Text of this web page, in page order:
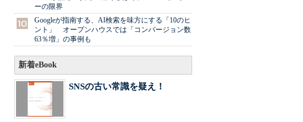
ーの限界
Googleが指南する、AI検索を味方にする「10のヒ
ント」 オープンハウスでは「コンバージョン数
63％増」の事例も
新着eBook
SNSの古い常識を疑え！